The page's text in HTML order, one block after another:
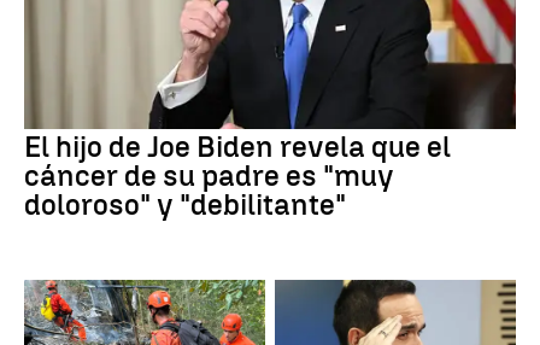
El hijo de Joe Biden revela que el
cáncer de su padre es "muy
doloroso" y "debilitante"